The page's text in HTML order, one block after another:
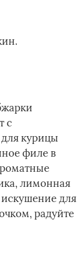
с
курицы
филе в
лимонная
для
радуйте